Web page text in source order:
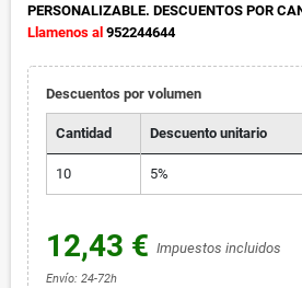
PERSONALIZABLE. DESCUENTOS POR
Llamenos al 952244644
Descuentos por volumen
Cantidad Descuento unitario
10 5%
12,43 € Impuestos incluidos
Envío: 24-72h